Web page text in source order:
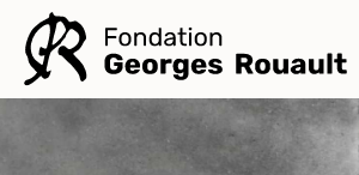
Aller
contenu